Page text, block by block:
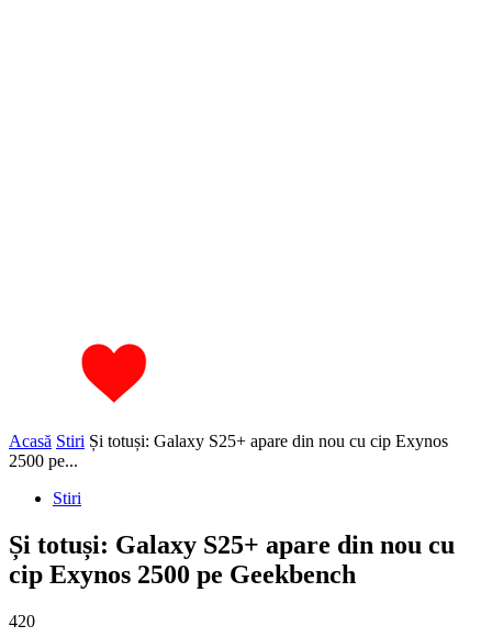
Acasă Stiri Și totuși: Galaxy S25+ apare din nou cu cip Exynos
2500 pe...
Stiri
Și totuși: Galaxy S25+ apare din nou cu
cip Exynos 2500 pe Geekbench
420